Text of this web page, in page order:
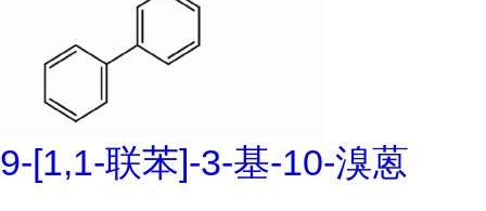
9-[1,1-联苯]-3-基-10-溴蒽